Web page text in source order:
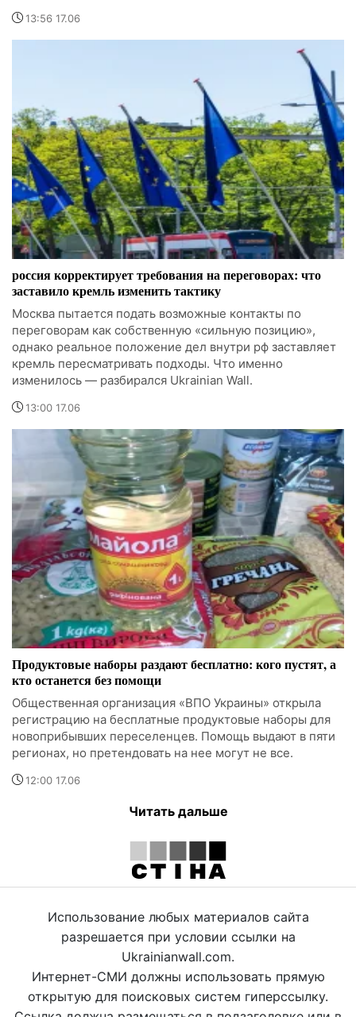
13:56 17.06
россия корректирует требования на переговорах: что
заставило кремль изменить тактику
Москва пытается подать возможные контакты по
переговорам как собственную «сильную позицию»,
однако реальное положение дел внутри рф заставляет
кремль пересматривать подходы. Что именно
изменилось — разбирался Ukrainian Wall.
13:00 17.06
Продуктовые наборы раздают бесплатно: кого пустят, а
кто останется без помощи
Общественная организация «ВПО Украины» открыла
регистрацию на бесплатные продуктовые наборы для
новоприбывших переселенцев. Помощь выдают в пяти
регионах, но претендовать на нее могут не все.
12:00 17.06
Читать дальше
Использование любых материалов сайта
разрешается при условии ссылки на
Ukrainianwall.com.
Интернет-СМИ должны использовать прямую
открытую для поисковых систем гиперссылку.